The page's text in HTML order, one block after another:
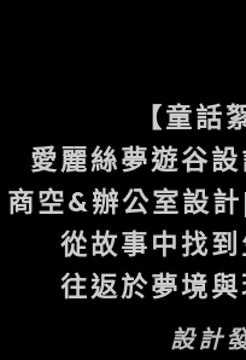
【童話
愛麗絲夢遊谷
商空&辦公室設
從故事中找
往返於夢境
設計